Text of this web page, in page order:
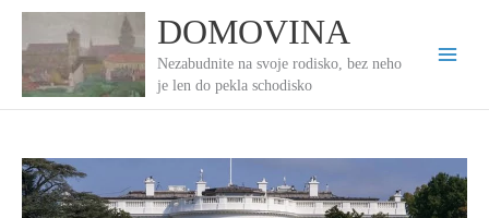
obsah
DOMOVINA
Nezabudnite na svoje rodisko, bez neho
je len do pekla schodisko